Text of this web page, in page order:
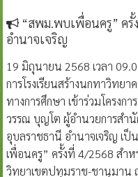
“สพม.พบเพื่อนครู” ครั้
อำนาจเจริญ
19 มิถุนายน 2568 เวลา
การโรงเรียนสร้างนกทาวิทย
ทางการศึกษา เข้าร่วมโครง
วรรณ บุญโต ผู้อำนวยการสำ
อุบลราชธานี อำนาจเจริญ เป็
เพื่อนครู” ครั้งที่ 4/2568 สำ
วิทยาเขตปทุมราช-ชานุมาน